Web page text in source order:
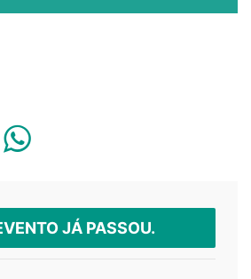
JÁ PASSOU.